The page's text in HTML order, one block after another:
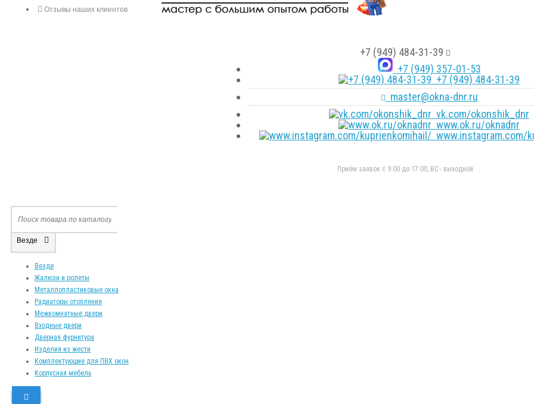
Отзывы наших клиентов
+7 (949) 484-31-39
+7 (949) 357-01-53
+7 (949) 484-31-39
master@okna-dnr.ru
vk.com/okonshik_dnr
www.ok.ru/oknadnr
www.instagram.com/
Приём заявок с 9:00 до 17:00, ВС - выходной
Везде
Везде
Жалюзи и ролеты
Металлопластиковые окна
Радиаторы отопления
Межкомнатные двери
Входные двери
Дверная фурнитура
Изделия из жести
Комплектующие для ПВХ окон
Корпусная мебель